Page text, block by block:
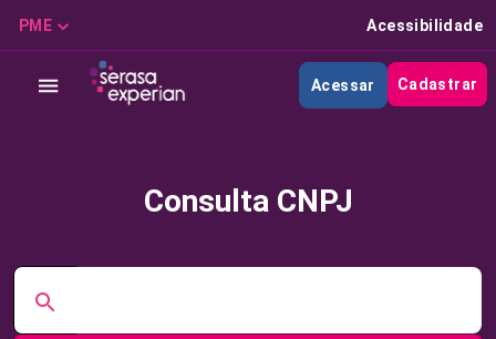
PME Acessibilidade
Acessar Cadastrar
Consulta CNPJ